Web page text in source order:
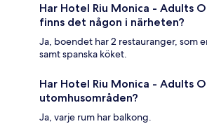
Har Hotel Riu Monica - Adults
finns det någon i närheten?
Ja, boendet har 2 restauranger, som
samt spanska köket.
Har Hotel Riu Monica - Adults
utomhusområden?
Ja, varje rum har balkong.